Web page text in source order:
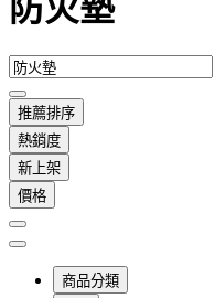
防火墊
推薦排序
熱銷度
新上架
價格
商品分類